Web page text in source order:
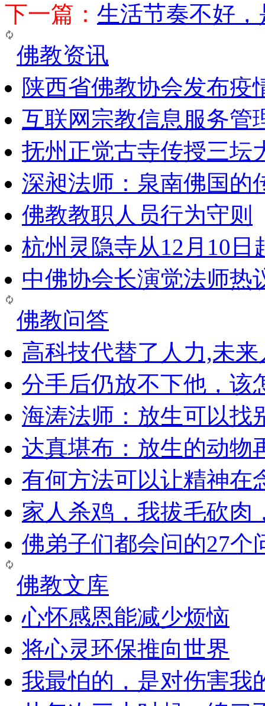
下一篇： 生活节奏不好
佛教资讯
陕西省佛教协会发布疫
互联网宗教信息服务管
抚州正觉古寺传授三坛
深昶法师：泉南佛国的
佛教教职人员行为守则
杭州灵隐寺从12月10日
中佛协会长演觉法师热
佛教问答
高科技代替了人力,未
分手后仍放不下他，该
海涛法师：放生可以找
达真堪布：放生的动物
有何方法可以让精神在
家人杀鸡，我拔毛砍肉
佛弟子们都会问的27个
佛教文库
心怀感恩能减少烦恼
将心灵环保推向世界
我最怕的，是对伤害我